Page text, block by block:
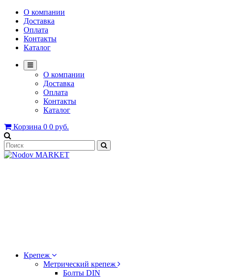
О компании
Доставка
Оплата
Контакты
Каталог
О компании
Доставка
Оплата
Контакты
Каталог
Корзина 0 0 руб.
Крепеж
Метрический крепеж
Болты DIN